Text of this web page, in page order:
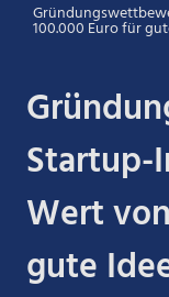
100.000 Euro für
Startup-
Wert
gute